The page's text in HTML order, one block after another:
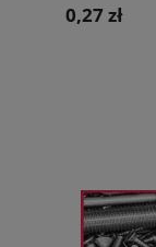
0,27 zł